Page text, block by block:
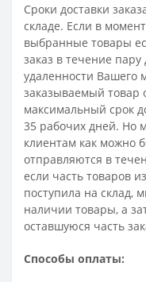
Сроки доставки
складе. Если в
выбранные товары
заказ в течение
удаленности Вашего
заказываемый товар
максимальный срок
35 рабочих дней. Но
клиентам как можно
отправляются в
если часть товаров
поступила на
наличии товары, а
оставшуюся часть
Способы оплаты: